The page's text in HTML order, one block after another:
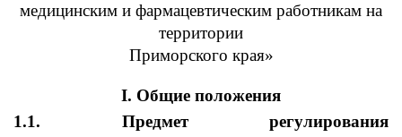
медицинским и фармацевтическим работникам на
территории
Приморского края»
I. Общие положения
1.1. Предмет регулирования